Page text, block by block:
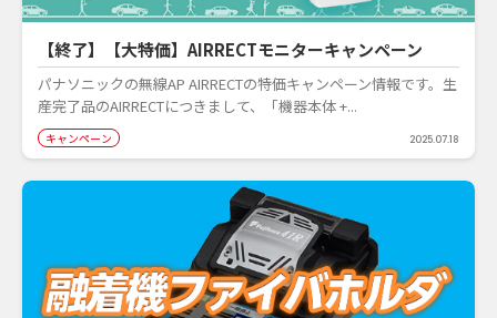
【終了】【大特価】AIRRECTモニターキャンペーン
パナソニックの無線AP AIRRECTの特価キャンペーン情報です。生
産完了品のAIRRECTにつきまして、「機器本体 +...
キャンペーン 2025.07.18